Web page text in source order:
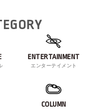
ENTERTAINMENT
エンターテイメント
COLUMN